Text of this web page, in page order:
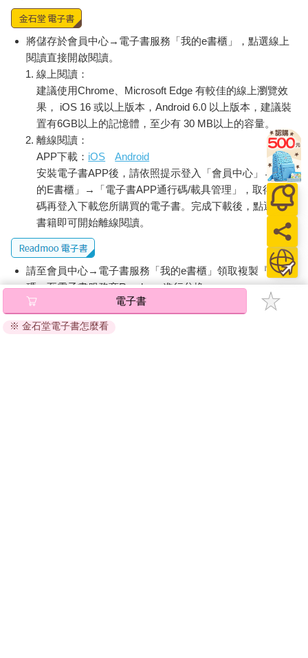
將儲存於會員中心→電子書服務「我的e書櫃」，點選線上
閱讀直接開啟閱讀。
線上閱讀：
建議使用Chrome、Microsoft Edge 有較佳的線上瀏覽效
果， iOS 16 或以上版本，Android 6.0 以上版本，建議裝
置有6GB以上的記憶體，至少有 30 MB以上的容量。
離線閱讀：
APP下載： iOS
Android
安裝電子書APP後，請依照提示登入「會員中心」→「我
的E書櫃」→「電子書APP通行碼/載具管理」，取得通行
碼再登入下載您所購買的電子書。完成下載後，點選任一
書籍即可開始離線閱讀。
請至會員中心→電子書服務「我的e書櫃」領取複製『兌換
碼』至電子書服務商Readmoo進行兌換。
退換貨須知：
因版權保護，您在金石堂所購買的電子書僅能以金石堂專屬
電子書
※ 金石堂電子書怎麼看